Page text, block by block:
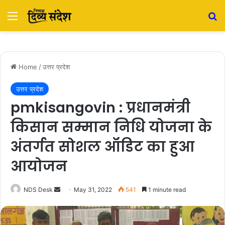
Menu
Home /उत्तर प्रदेश
उत्तर प्रदेश
pmkisangovin : प्रधानमंत्री
किसान सम्मान निधि योजना के
अंतर्गत सोशल ऑडिट का हुआ
आयोजन
NDS Desk May 31, 2022 541 1 minute read